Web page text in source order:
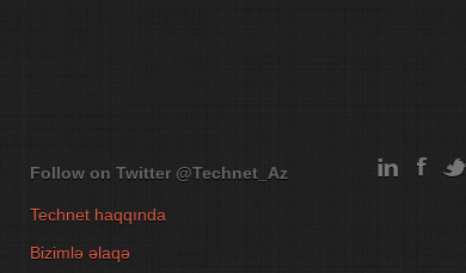
Follow on Twitter @Technet_Az
Technet haqqında
Bizimlə əlaqə